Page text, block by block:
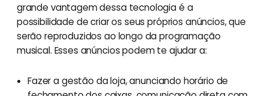
grande vantagem dessa tecnologia é a
possibilidade de criar os seus próprios anúncios, que
serão reproduzidos ao longo da programação
musical. Esses anúncios podem te ajudar a:
Fazer a gestão da loja, anunciando horário de